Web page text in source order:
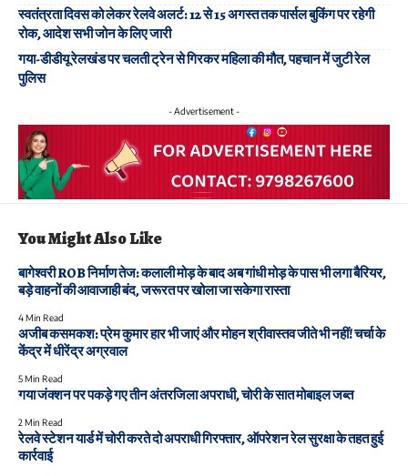
स्वतंत्रता दिवस को लेकर रेलवे अलर्ट: 12 से 15 अगस्त तक पार्सल बुकिंग पर रहेगी
रोक, आदेश सभी जोन के लिए जारी
गया-डीडीयू रेलखंड पर चलती ट्रेन से गिरकर महिला की मौत, पहचान में जुटी रेल
पुलिस
- Advertisement -
You Might Also Like
बागेश्वरी ROB निर्माण तेज: कलाली मोड़ के बाद अब गांधी मोड़ के पास भी लगा बैरियर,
बड़े वाहनों की आवाजाही बंद, जरूरत पर खोला जा सकेगा रास्ता
4 Min Read
अजीब कसमकश: प्रेम कुमार हार भी जाएं और मोहन श्रीवास्तव जीते भी नहीं! चर्चा के
केंद्र में धीरेंद्र अग्रवाल
5 Min Read
गया जंक्शन पर पकड़े गए तीन अंतरजिला अपराधी, चोरी के सात मोबाइल जब्त
2 Min Read
रेलवे स्टेशन यार्ड में चोरी करते दो अपराधी गिरफ्तार, ऑपरेशन रेल सुरक्षा के तहत हुई
कार्रवाई